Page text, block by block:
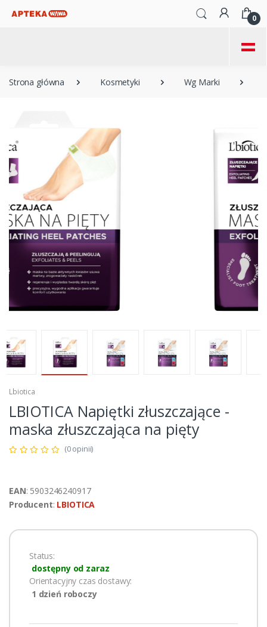
0
=
Strona główna Kosmetyki Wg Marki
Lbiotica
LBIOTICA Napiętki złuszczające -
maska złuszczająca na pięty
(0 opinii)
EAN: 5903246240917
Producent: LBIOTICA
Status:
dostępny od zaraz
Orientacyjny czas dostawy:
1 dzień roboczy